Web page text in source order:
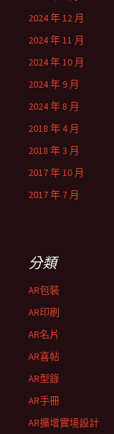
2024 年 12 月
2024 年 11 月
2024 年 10 月
2024 年 9 月
2024 年 8 月
2018 年 4 月
2018 年 3 月
2017 年 10 月
2017 年 7 月
分類
AR包裝
AR印刷
AR名片
AR喜帖
AR型錄
AR手冊
AR擴增實境設計